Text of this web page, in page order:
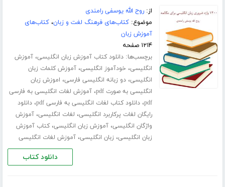
از:روح الله یوسفی رامندی
موضوع:کتاب‌های فرهنگ لغت و زبان،کتاب‌های
آموزش زبان
۱۲۱۴ صفحه
برچسب‌ها:دانلود کتاب آموزش زبان انگلیسی،آموزش
انگلیسی، خودآموز انگلیسی،آموزش کلمات زبان
انگلیسی،دو زبانه انگلیسی فارسی، اموزش زبان
انگلیسی به صورت pdf
،آموزش لغات انگلیسی به فارسی
pdf،دانلود کتاب لغات انگلیسی به فارسی pdf ،دانلود
رایگان لغات پرکاربرد انگلیسی، لغات انگلیسی،آموزش
واژگان انگلیسی،آموزش زبان انگلیسی،کتاب آموزش
زبان انگلیسی، زبان انگلیسی،آموزش لغات انگلیسی
دانلود کتاب